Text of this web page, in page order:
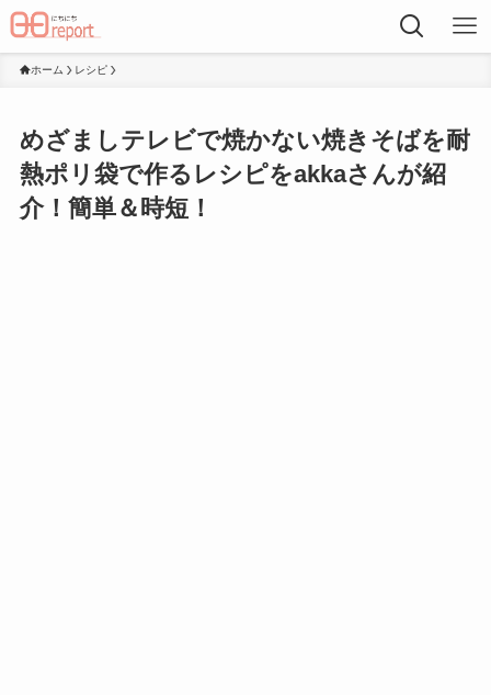
ホーム レシピ
めざましテレビで焼かない焼きそばを耐
熱ポリ袋で作るレシピをakkaさんが紹
介！簡単＆時短！